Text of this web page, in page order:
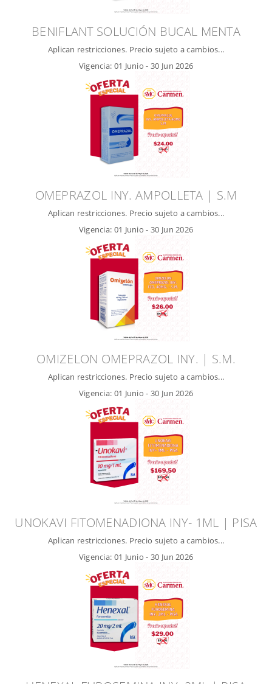
BENIFLANT SOLUCIÓN BUCAL MENTA
Aplican restricciones. Precio sujeto a cambios...
Vigencia: 01 Junio - 30 Jun 2026
OMEPRAZOL INY. AMPOLLETA | S.M
Aplican restricciones. Precio sujeto a cambios...
Vigencia: 01 Junio - 30 Jun 2026
OMIZELON OMEPRAZOL INY. | S.M.
Aplican restricciones. Precio sujeto a cambios...
Vigencia: 01 Junio - 30 Jun 2026
UNOKAVI FITOMENADIONA INY- 1ML | PISA
Aplican restricciones. Precio sujeto a cambios...
Vigencia: 01 Junio - 30 Jun 2026